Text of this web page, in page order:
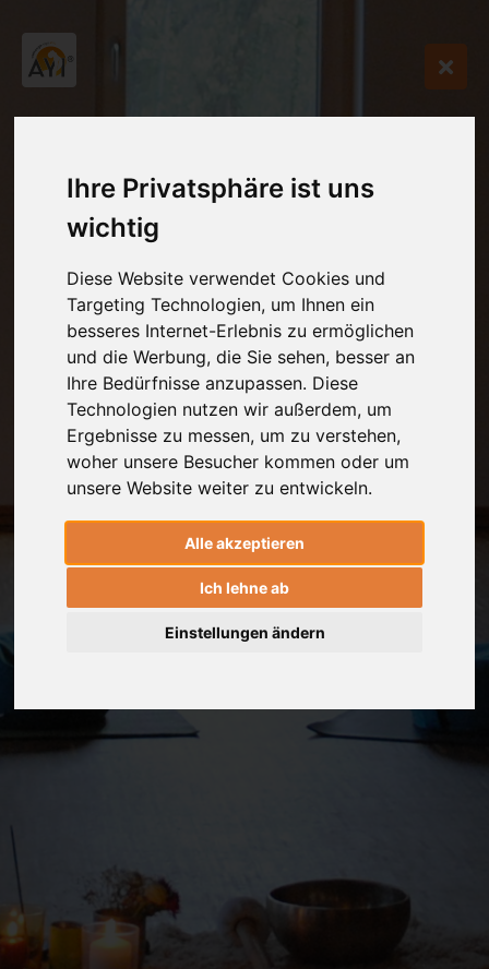
Ihre Privatsphäre ist uns
wichtig
Diese Website verwendet Cookies und
Targeting Technologien, um Ihnen ein
besseres Internet-Erlebnis zu ermöglichen
und die Werbung, die Sie sehen, besser an
Ihre Bedürfnisse anzupassen. Diese
Technologien nutzen wir außerdem, um
Ergebnisse zu messen, um zu verstehen,
woher unsere Besucher kommen oder um
unsere Website weiter zu entwickeln.
Alle akzeptieren
Ich lehne ab
Einstellungen ändern